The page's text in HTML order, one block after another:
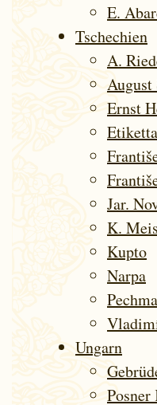
E.
Tschechien
A.
August
Ernst
Etiketta
Jar.
K.
Kupto
Narpa
Ungarn